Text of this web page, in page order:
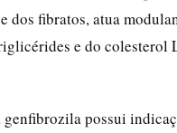
dos fibratos, atua
e do colesterol
possui